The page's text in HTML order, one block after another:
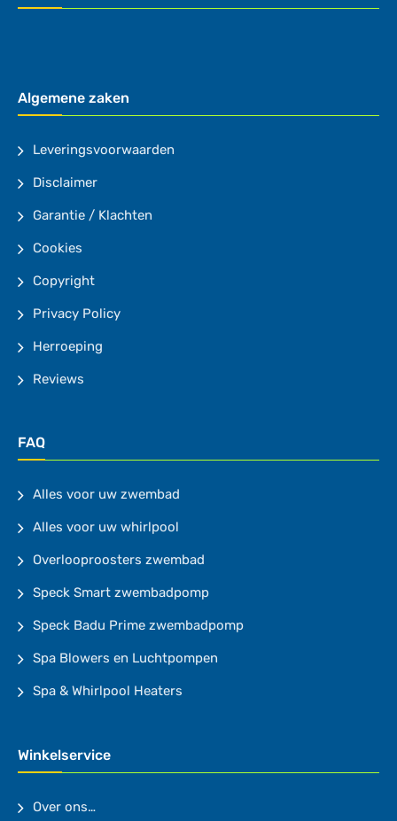
Algemene zaken
Leveringsvoorwaarden
Disclaimer
Garantie / Klachten
Cookies
Copyright
Privacy Policy
Herroeping
Reviews
FAQ
Alles voor uw zwembad
Alles voor uw whirlpool
Overlooproosters zwembad
Speck Smart zwembadpomp
Speck Badu Prime zwembadpomp
Spa Blowers en Luchtpompen
Spa & Whirlpool Heaters
Winkelservice
Over ons…